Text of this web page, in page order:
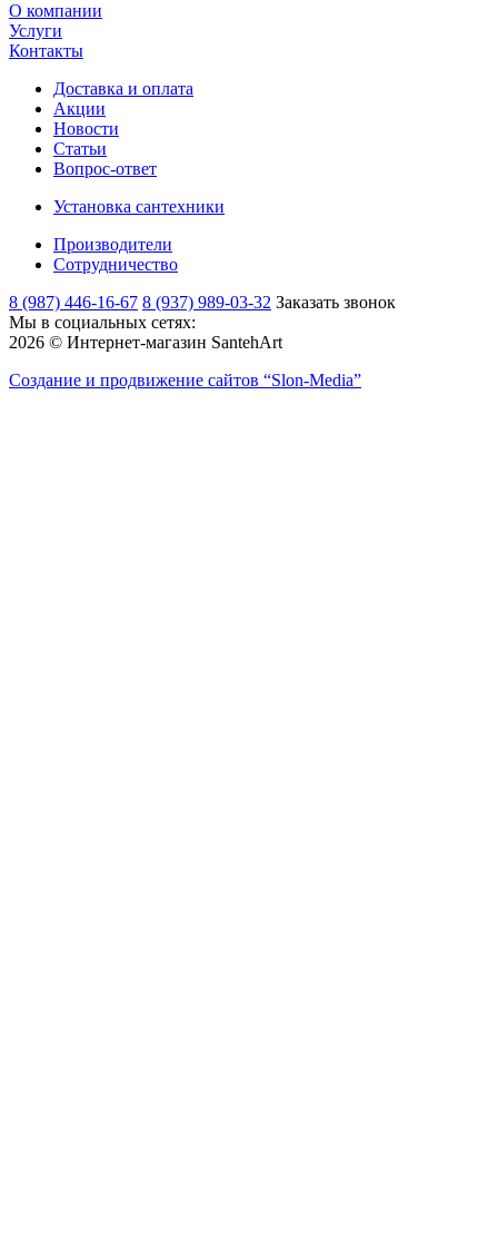
О компании
Услуги
Контакты
Доставка и оплата
Акции
Новости
Статьи
Вопрос-ответ
Установка сантехники
Производители
Сотрудничество
8 (987) 446-16-67 8 (937) 989-03-32 Заказать звонок
Мы в социальных сетях:
2026 © Интернет-магазин SantehArt
Создание и продвижение сайтов “Slon-Media”